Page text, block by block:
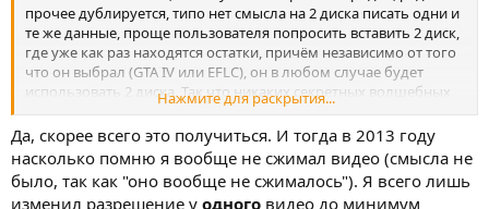
прочее дублируется, типо нет смысла на 2 диска писать одни и
те же данные, проще пользователя попросить вставить 2 диск,
где уже как раз находятся остатки, причём независимо от того
что он выбрал (GTA IV или EFLC), он в любом случае будет
использовать 2 диска. Так что никаких секретных волшебных
цепочек скорее всего не было, всё это банальное правильно
размещение данных для лучшего сжатия. А с четвёркой я
поступлю наверное так же, как и вы, DVD10 или 2xDVD5
реально в этой ситуации логичнее выглядит. И сжать видео
реально хороший вариант, я честно говоря даже никогда не
Нажмите для раскрытия...
Да, скорее всего это получиться. И тогда в 2013 году
насколько помню я вообще не сжимал видео (смысла не
было, так как "оно вообще не сжималось"). Я всего лишь
изменил разрешение у одного видео до минимум